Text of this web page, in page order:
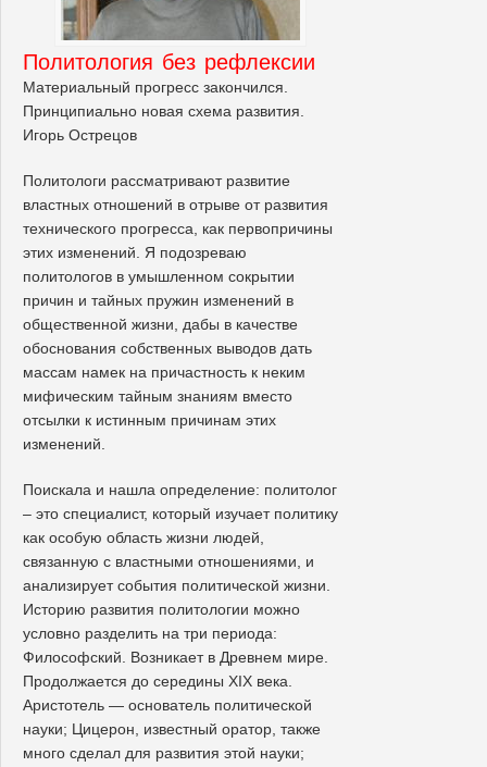
Политология без рефлексии
Материальный прогресс закончился.
Принципиально новая схема развития.
Игорь Острецов
Политологи рассматривают развитие
властных отношений в отрыве от развития
технического прогресса, как первопричины
этих изменений. Я подозреваю
политологов в умышленном сокрытии
причин и тайных пружин изменений в
общественной жизни, дабы в качестве
обоснования собственных выводов дать
массам намек на причастность к неким
мифическим тайным знаниям вместо
отсылки к истинным причинам этих
изменений.
Поискала и нашла определение: политолог
– это специалист, который изучает политику
как особую область жизни людей,
связанную с властными отношениями, и
анализирует события политической жизни.
Историю развития политологии можно
условно разделить на три периода:
Философский. Возникает в Древнем мире.
Продолжается до середины XIX века.
Аристотель — основатель политической
науки; Цицерон, известный оратор, также
много сделал для развития этой науки;